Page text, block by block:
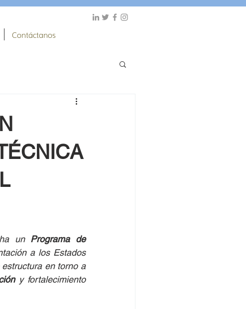
Contáctanos
un Programa de
a los Estados
en torno a
y fortalecimiento